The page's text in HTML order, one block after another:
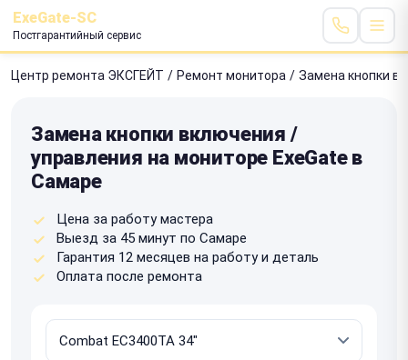
ExeGate-SC
Постгарантийный сервис
Центр ремонта ЭКСГЕЙТ / Ремонт монитора / Замена кнопки
Замена кнопки включения /
управления на мониторе ExeGate в
Самаре
Цена за работу мастера
Выезд за 45 минут по Самаре
Гарантия 12 месяцев на работу и деталь
Оплата после ремонта